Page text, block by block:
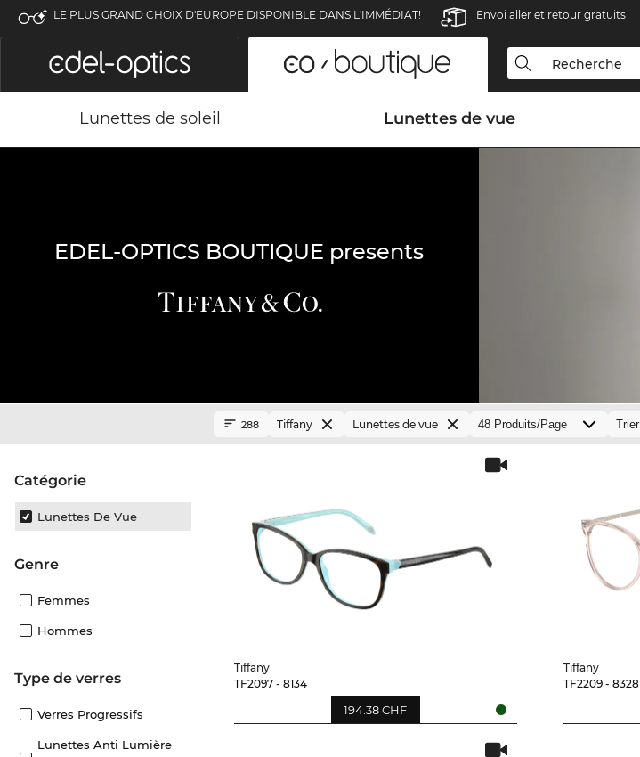
LE PLUS GRAND CHOIX D'EUROPE DISPONIBLE DANS L'IMMÉDIAT! Envoi aller et retour gratuits
Lunettes de soleil Lunettes de vue
EDEL-OPTICS BOUTIQUE presents
Catégorie
Lunettes De Vue
Genre
Femmes
Hommes
Type de verres
Verres Progressifs
Lunettes Anti Lumière
288 Tiffany Lunettes de vue
Tiffany
TF2097 - 8134
194.38 CHF
Tiffany
TF2209 - 8328